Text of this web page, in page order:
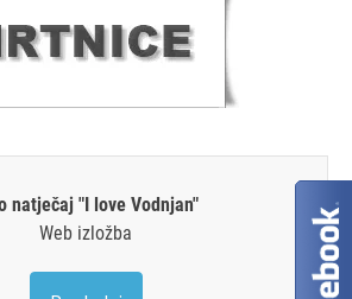
natječaj "I love Vodnjan"
Web izložba